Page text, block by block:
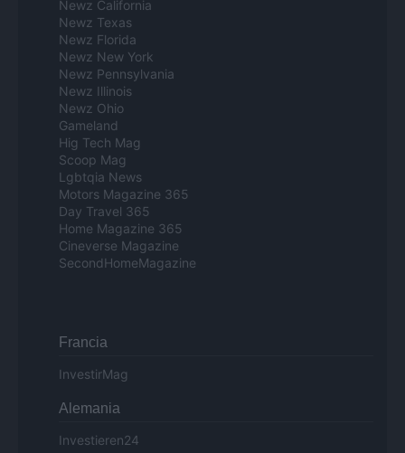
Newz California
Newz Texas
Newz Florida
Newz New York
Newz Pennsylvania
Newz Illinois
Newz Ohio
Gameland
Hig Tech Mag
Scoop Mag
Lgbtqia News
Motors Magazine 365
Day Travel 365
Home Magazine 365
Cineverse Magazine
SecondHomeMagazine
Francia
InvestirMag
Alemania
Investieren24